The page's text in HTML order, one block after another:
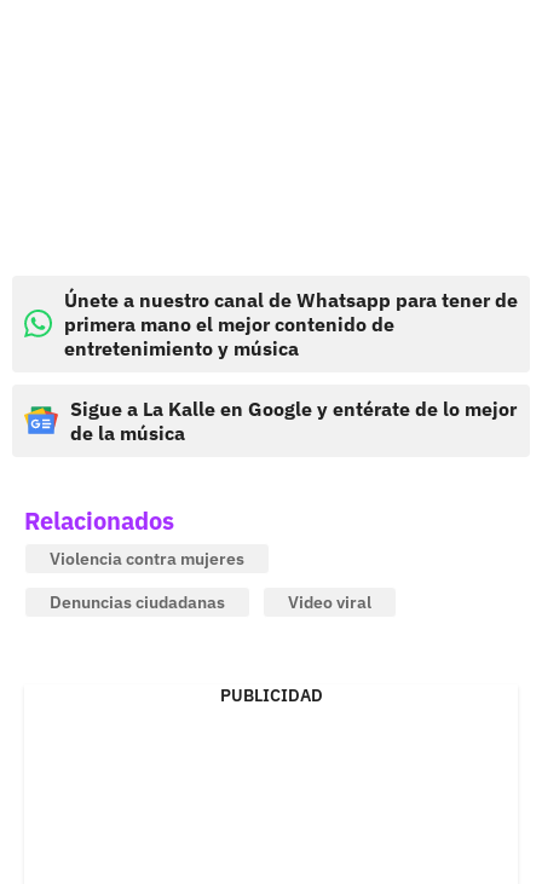
Únete a nuestro canal de Whatsapp para tener de
primera mano el mejor contenido de
entretenimiento y música
Sigue a La Kalle en Google y entérate de lo mejor
de la música
Relacionados
Violencia contra mujeres
Denuncias ciudadanas
Video viral
PUBLICIDAD